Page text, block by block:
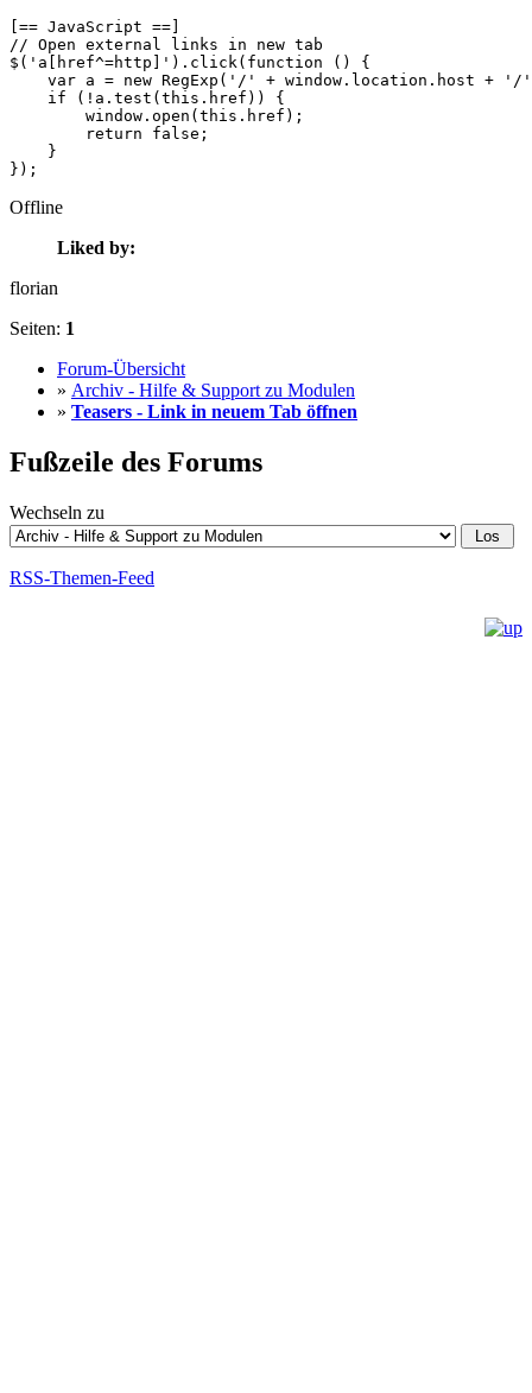
[== JavaScript ==]
// Open external links in new tab
$('a[href^=http]').click(function () {
var a = new RegExp('/' + window.location.host + '/
    if (!a.test(this.href)) {
        window.open(this.href);
        return false;
    }
});
Offline
Liked by:
florian
Seiten: 1
Forum-Übersicht
» Archiv - Hilfe & Support zu Modulen
» Teasers - Link in neuem Tab öffnen
Fußzeile des Forums
Wechseln zu
RSS-Themen-Feed